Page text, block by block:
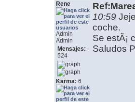
Rene
Admin
Admin
Mensajes:
524
Karma: 6
10:59
coche.
Se estÃ¡
Saludos